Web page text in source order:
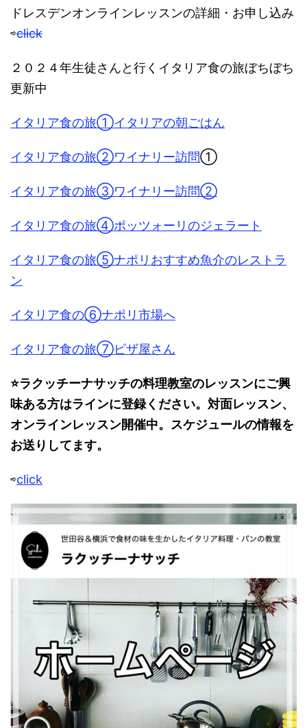
ドレスデンオンラインレッスンの詳細・お申し込み
⇨click
２０２４年生徒さんと行くイタリア食の旅ぼちぼち
更新中
イタリア食の旅①イタリアの朝ごはん
イタリア食の旅②ワイナリー訪問①
イタリア食の旅③ワイナリー訪問②
イタリア食の旅④ポッツォーリのジェラート
イタリア食の旅⑤ナポリおすすめ魚介のレストラ
ン
イタリア食の⑥ナポリ市場へ
イタリア食の旅⑦ピザ屋さん
⭐️ラクッチーナサッチの料理教室のレッスンにご興
味ある方はラインに登録ください。対面レッスン、
オンラインレッスン開催中。スケジュールの情報を
お送りしてます。
⇨click